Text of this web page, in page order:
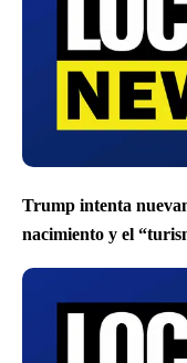
Trump intenta
nacimiento y el